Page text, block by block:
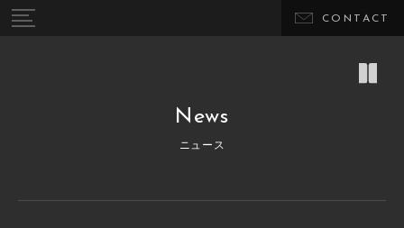
CONTACT
News
ニュース